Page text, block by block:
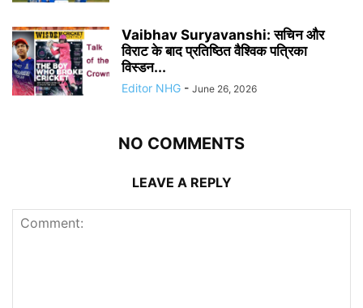
Vaibhav Suryavanshi: सचिन और
विराट के बाद प्रतिष्ठित वैश्विक पत्रिका
विस्डन...
Editor NHG - June 26, 2026
NO COMMENTS
LEAVE A REPLY